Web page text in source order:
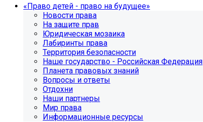
«Право детей - право на будущее»
Новости права
На защите прав
Юридическая мозаика
Лабиринты права
Территория безопасности
Наше государство - Российская Федерация
Планета правовых знаний
Вопросы и ответы
Отдохни
Наши партнеры
Мир права
Информационные ресурсы